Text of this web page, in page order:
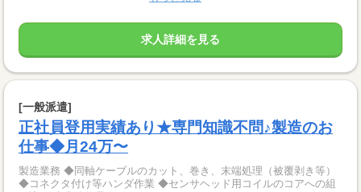
求人詳細を見る
[一般派遣]
正社員登用実績あり★専門知識不問♪製造のお
仕事◆月24万〜
製造業務 ◆同軸ケーブルのカット、巻き、末端処理（被覆剥き等）
◆コネクタ付け等ハンダ作業 ◆センサヘッド用コイルのコアへの組